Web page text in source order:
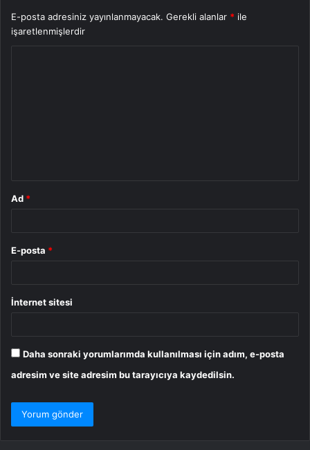
E-posta adresiniz yayınlanmayacak. Gerekli alanlar * ile
işaretlenmişlerdir
Ad *
E-posta *
İnternet sitesi
Daha sonraki yorumlarımda kullanılması için adım, e-posta
adresim ve site adresim bu tarayıcıya kaydedilsin.